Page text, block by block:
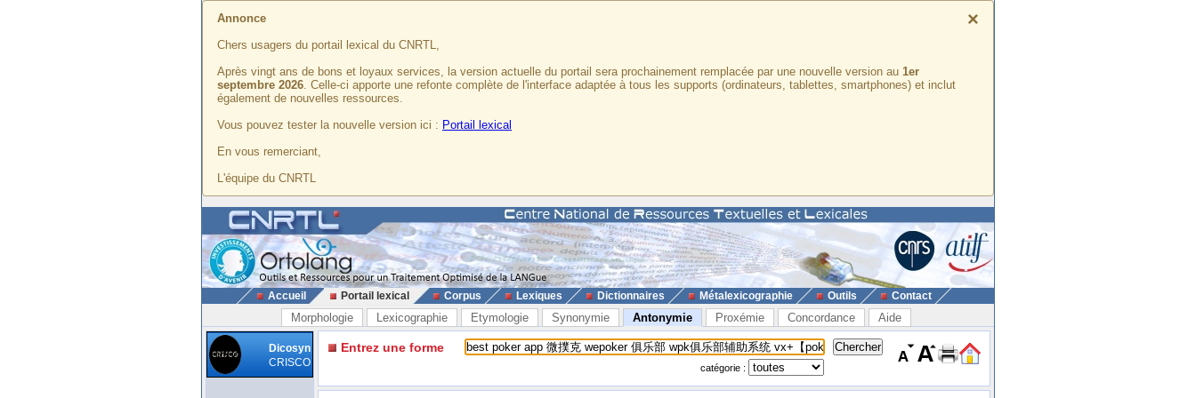
×
Annonce
Chers usagers du portail lexical du CNRTL,
Après vingt ans de bons et loyaux services, la version actuelle du portail sera prochainement remplacée par une nouvelle version au 1er
septembre 2026. Celle-ci apporte une refonte complète de l'interface adaptée à tous les supports (ordinateurs, tablettes, smartphones) et inclut
également de nouvelles ressources.
Vous pouvez tester la nouvelle version ici : Portail lexical
En vous remerciant,
L'équipe du CNRTL
Accueil Portail lexical Corpus Lexiques Dictionnaires Métalexicographie Outils Contact
Morphologie Lexicographie Etymologie Synonymie Antonymie Proxémie Concordance Aide
Dicosyn
CRISCO
Entrez une forme
catégorie :